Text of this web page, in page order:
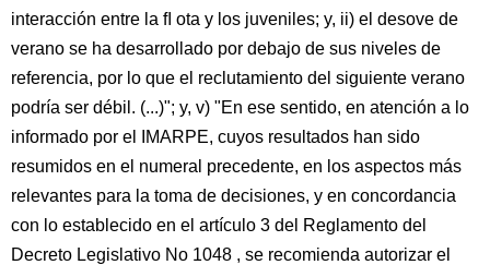
interacción entre la ﬂ ota y los juveniles; y, ii) el desove de
verano se ha desarrollado por debajo de sus niveles de
referencia, por lo que el reclutamiento del siguiente verano
podría ser débil. (...)"; y, v) "En ese sentido, en atención a lo
informado por el IMARPE, cuyos resultados han sido
resumidos en el numeral precedente, en los aspectos más
relevantes para la toma de decisiones, y en concordancia
con lo establecido en el artículo 3 del Reglamento del
Decreto Legislativo No 1048 , se recomienda autorizar el